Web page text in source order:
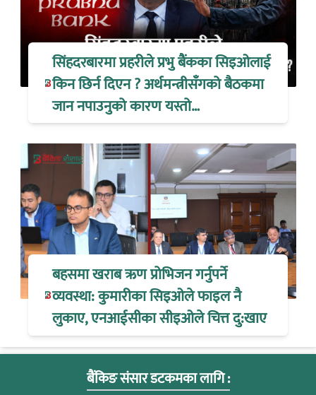
सिंहदरबारमा प्रहरीले प्रभु बैंकका सिइओलाई
किन छिर्न दिएन ? अर्थमन्त्रीसँगको बैठकमा
जान नपाउनुको कारण यस्तो…
बहसमा खराब ऋण प्रोभिजन गर्नुपर्ने
व्यवस्था: कुमारीका सिइओले फाइल नै
लुकाए, एनआईसीका सीइओले चित्त दु:खाए
बैंकिङ संसार डटकमका लागि :